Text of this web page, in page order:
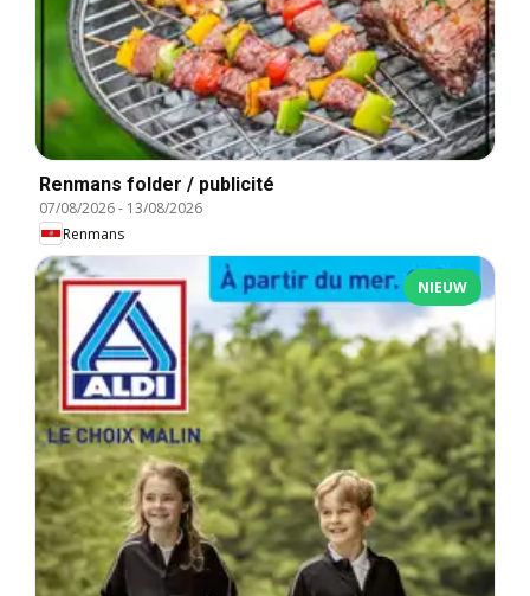
Renmans folder / publicité
07/08/2026- 13/08/2026
Renmans
NIEUW